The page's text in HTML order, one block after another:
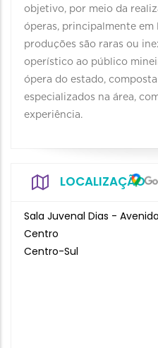
objetivo, por meio da
óperas, principalmente em
produções são raras ou
operístico ao público
ópera do estado,
especializados na área,
experiência.
LOCALIZAÇÃO
Sala Juvenal Dias -
Centro
Centro-Sul